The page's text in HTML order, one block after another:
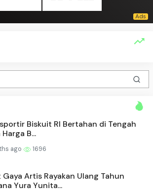
Biskuit RI Bertahan di Tengah
B...
ago 1696
Gaya Artis Rayakan Ulang Tahun
Yura Yunita...